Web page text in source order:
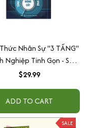
Nhân Sự "3 TẦNG"
Nghiệp Tinh Gọn - Sếp
Nhẹ Đầu
$29.99
ADD TO CART
SALE